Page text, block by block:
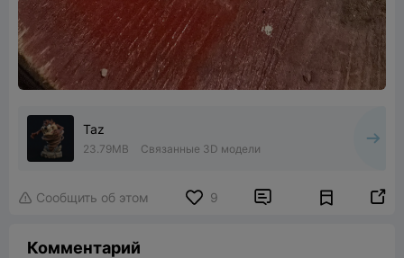
Taz
23.79MB Связанные 3D модели
 Сообщить об этом 9  
Комментарий